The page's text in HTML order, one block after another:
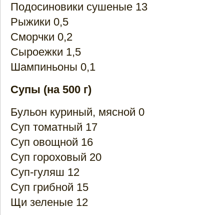
Подосиновики сушеные 13
Рыжики 0,5
Сморчки 0,2
Сыроежки 1,5
Шампиньоны 0,1
Супы (на 500 г)
Бульон куриный, мясной 0
Суп томатный 17
Суп овощной 16
Суп гороховый 20
Суп-гуляш 12
Суп грибной 15
Щи зеленые 12